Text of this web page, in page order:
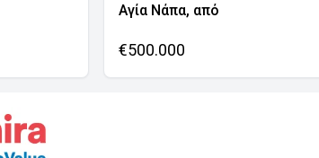
Αγία Νάπα, από
€500.000